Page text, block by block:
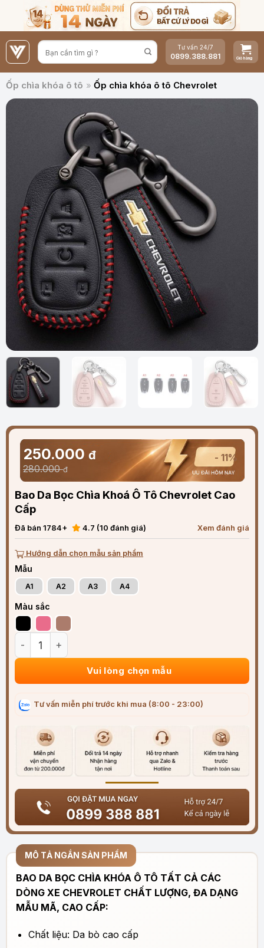
nội
dung
Tư vấn 24/7
0899.388.881
Ốp chìa khóa ô tô » Ốp chìa khóa ô tô Chevrolet
250.000 đ
280.000đ
- 11%
Bao Da Bọc Chìa Khoá Ô Tô Chevrolet Cao
Cấp
Đã bán 1784+ 4.7 (10 đánh giá) Xem đánh giá
Hướng dẫn chọn mẫu sản phẩm
Mẫu
A1 A2 A3 A4
Màu sắc
Bao Da Bọc Chìa Khoá Ô Tô Chevrolet Cao Cấp số lượng
Vui lòng chọn mẫu
Tư vấn miễn phí trước khi mua (8:00 - 23:00)
MÔ TẢ NGẮN SẢN PHẨM
BAO DA BỌC CHÌA KHÓA Ô TÔ TẤT CẢ CÁC
DÒNG XE CHEVROLET CHẤT LƯỢNG, ĐA DẠNG
MẪU MÃ, CAO CẤP:
Chất liệu: Da bò cao cấp